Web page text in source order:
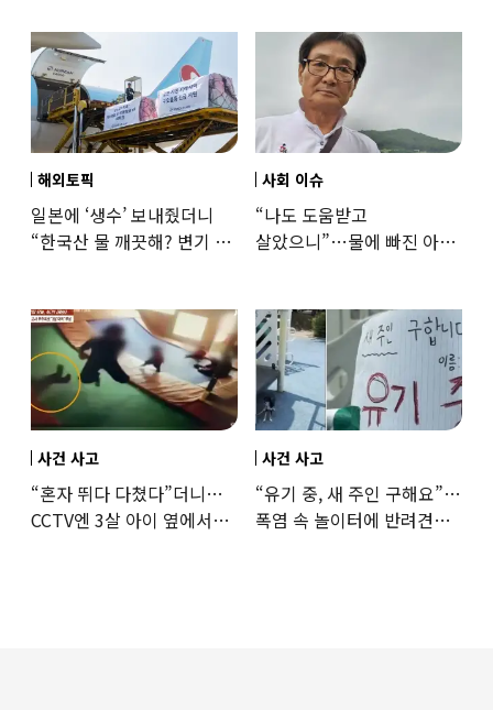
해외토픽
일본에 ‘생수’ 보내줬더니
“한국산 물 깨끗해? 변기 물
사회 이슈
“나도 도움받고
살았으니”…물에 빠진 아이
사건 사고
“혼자 뛰다 다쳤다”더니…
CCTV엔 3살 아이 옆에서
사건 사고
“유기 중, 새 주인 구해요”…
폭염 속 놀이터에 반려견